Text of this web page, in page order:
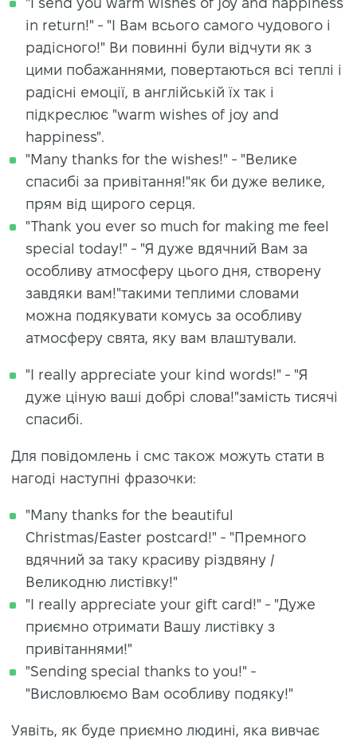
in return!" - "І Вам всього самого чудового і
радісного!" Ви повинні були відчути як з
цими побажаннями, повертаються всі теплі і
радісні емоції, в англійській їх так і
підкреслює "warm wishes of joy and
happiness".
"Many thanks for the wishes!" - "Велике
спасибі за привітання!"як би дуже велике,
прям від щирого серця.
"Thank you ever so much for making me feel
special today!" - "Я дуже вдячний Вам за
особливу атмосферу цього дня, створену
завдяки вам!"такими теплими словами
можна подякувати комусь за особливу
атмосферу свята, яку вам влаштували.
"I really appreciate your kind words!" - "Я
дуже ціную ваші добрі слова!"замість тисячі
спасибі.
Для повідомлень і смс також можуть стати в
нагоді наступні фразочки:
"Many thanks for the beautiful
Christmas/Easter postcard!" - "Премного
вдячний за таку красиву різдвяну /
Великодню листівку!"
"I really appreciate your gift card!" - "Дуже
приємно отримати Вашу листівку з
привітаннями!"
"Sending special thanks to you!" -
"Висловлюємо Вам особливу подяку!"
Уявіть, як буде приємно людині, яка вивчає